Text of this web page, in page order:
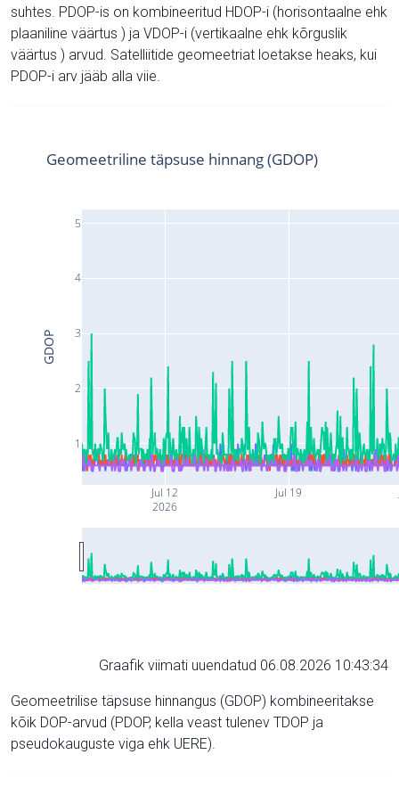
suhtes. PDOP-is on kombineeritud HDOP-i (horisontaalne ehk
plaaniline väärtus ) ja VDOP-i (vertikaalne ehk kõrguslik
väärtus ) arvud. Satelliitide geomeetriat loetakse heaks, kui
PDOP-i arv jääb alla viie.
Jul 12
2026
Jul 19
1
2
3
4
5
Geomeetriline täpsuse hinnang (GDOP)
GDOP
Graafik viimati uuendatud 06.08.2026 10:43:34
Geomeetrilise täpsuse hinnangus (GDOP) kombineeritakse
kõik DOP-arvud (PDOP, kella veast tulenev TDOP ja
pseudokauguste viga ehk UERE).